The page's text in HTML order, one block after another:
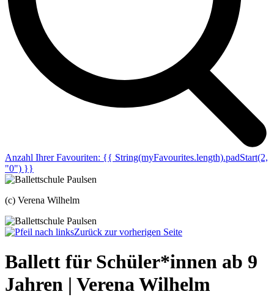
Anzahl Ihrer Favouriten: {{ String(myFavourites.length).padStart(2,
"0") }}
(c) Verena Wilhelm
Zurück zur vorherigen Seite
Ballett für Schüler*innen ab 9
Jahren | Verena Wilhelm